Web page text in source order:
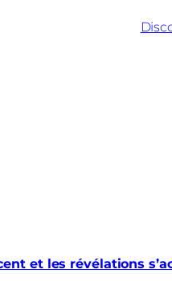
et les révélations